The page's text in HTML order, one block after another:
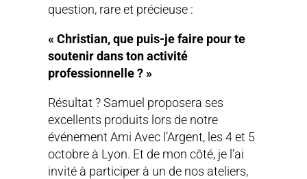
question, rare et précieuse :
« Christian, que puis-je faire pour te
soutenir dans ton activité
professionnelle ? »
Résultat ? Samuel proposera ses
excellents produits lors de notre
événement Ami Avec l’Argent, les 4 et 5
octobre à Lyon. Et de mon côté, je l’ai
invité à participer à un de nos ateliers,